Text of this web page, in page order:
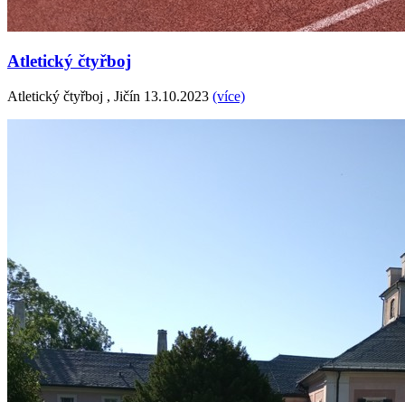
Atletický čtyřboj
Atletický čtyřboj , Jičín 13.10.2023 (více)